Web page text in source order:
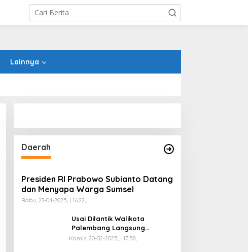
Lainnya
Daerah
Presiden RI Prabowo Subianto Datang
dan Menyapa Warga Sumsel
Rabu, 23-04-2025, | 16:22,
Usai Dilantik Walikota
Palembang Langsung
Mengikuti Retreat di
Kamis, 20-02-2025, | 17:58,